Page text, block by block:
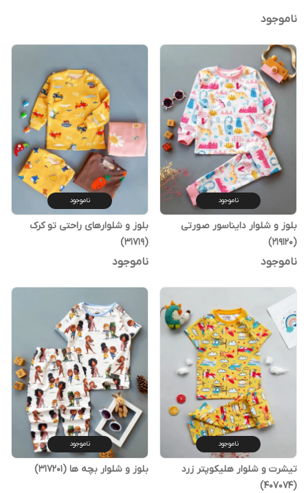
ناموجود
ناموجود
بلوز و شلوار دایناسور صورتی
(219120)
ناموجود
ناموجود
بلوز و شلوارهای راحتی تو کرک
(31719)
ناموجود
ناموجود
تیشرت و شلوار هلیکوپتر زرد
(407074)
ناموجود
بلوز و شلوار بچه ها (317201)